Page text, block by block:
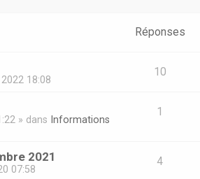
Réponses
18:08
10
» dans Informations
1
2021
07:58
4